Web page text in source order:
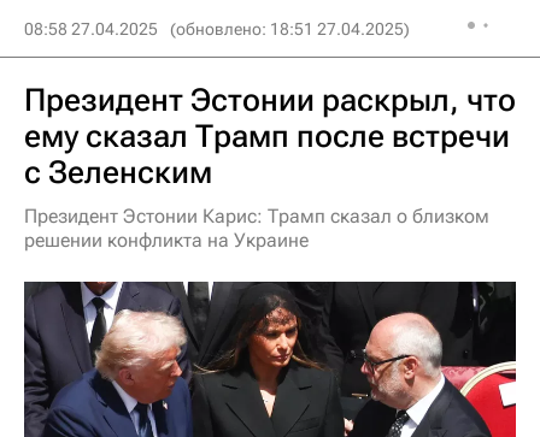
08:58 27.04.2025 (обновлено: 18:51 27.04.2025)
Президент Эстонии раскрыл, что
ему сказал Трамп после встречи
с Зеленским
Президент Эстонии Карис: Трамп сказал о близком
решении конфликта на Украине